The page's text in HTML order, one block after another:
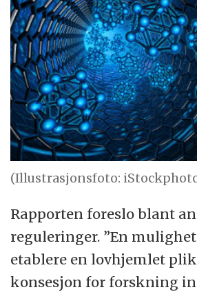
(Illustrasjonsfoto:
Rapporten foreslo blant
reguleringer. ”En
etablere en lovhjemlet
konsesjon for forskning